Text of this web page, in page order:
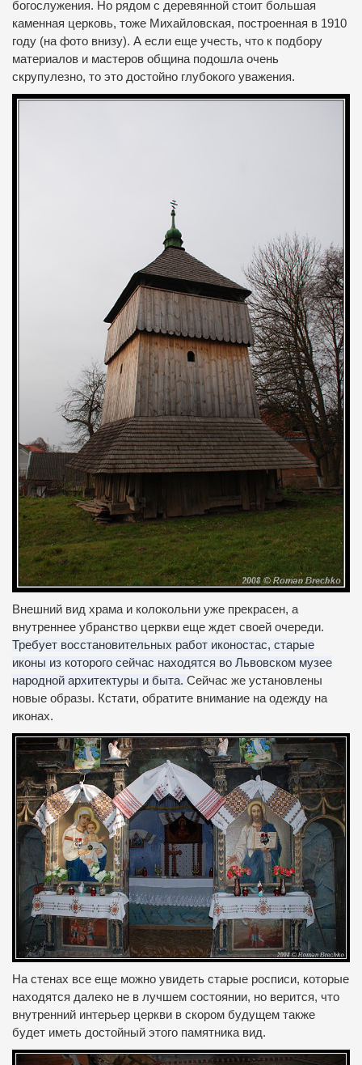
богослужения. Но рядом с деревянной стоит большая
каменная церковь, тоже Михайловская, построенная в 1910
году (на фото внизу). А если еще учесть, что к подбору
материалов и мастеров община подошла очень
скрупулезно, то это достойно глубокого уважения.
Внешний вид храма и колокольни уже прекрасен, а
внутреннее убранство церкви еще ждет своей очереди.
Требует восстановительных работ иконостас, старые
иконы из которого сейчас находятся во Львовском музее
народной архитектуры и быта. Сейчас же установлены
новые образы. Кстати, обратите внимание на одежду на
иконах.
На стенах все еще можно увидеть старые росписи, которые
находятся далеко не в лучшем состоянии, но верится, что
внутренний интерьер церкви в скором будущем также
будет иметь достойный этого памятника вид.